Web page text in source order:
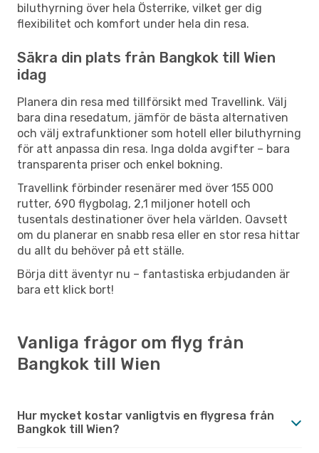
biluthyrning över hela Österrike, vilket ger dig
flexibilitet och komfort under hela din resa.
Säkra din plats från Bangkok till Wien
idag
Planera din resa med tillförsikt med Travellink. Välj
bara dina resedatum, jämför de bästa alternativen
och välj extrafunktioner som hotell eller biluthyrning
för att anpassa din resa. Inga dolda avgifter – bara
transparenta priser och enkel bokning.
Travellink förbinder resenärer med över 155 000
rutter, 690 flygbolag, 2,1 miljoner hotell och
tusentals destinationer över hela världen. Oavsett
om du planerar en snabb resa eller en stor resa hittar
du allt du behöver på ett ställe.
Börja ditt äventyr nu – fantastiska erbjudanden är
bara ett klick bort!
Vanliga frågor om flyg från
Bangkok till Wien
Hur mycket kostar vanligtvis en flygresa från
Bangkok till Wien?